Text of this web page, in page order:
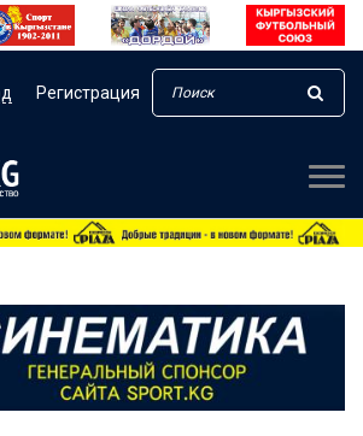
Регистрация